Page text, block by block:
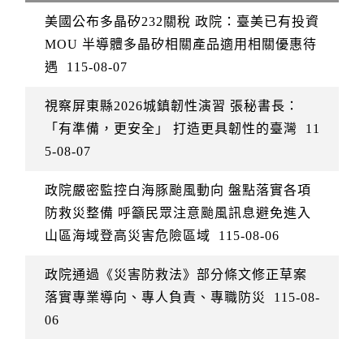
美國公布多晶矽232關稅 政院：臺美已有投資
MOU 半導體多晶矽相關產品適用相關優惠待
遇
115-08-07
視察屏東縣2026城鎮韌性演習 張秘書長：
「有準備，更安全」 打造更具韌性的臺灣
11
5-08-07
政院嚴密監控白海豚颱風動向 盤點落實各項
防救災整備 呼籲民眾注意颱風訊息避免進入
山區海域登高災害危險區域
115-08-06
政院通過《災害防救法》部分條文修正草案
落實專業導向、專人負責、專職防災
115-08-
06